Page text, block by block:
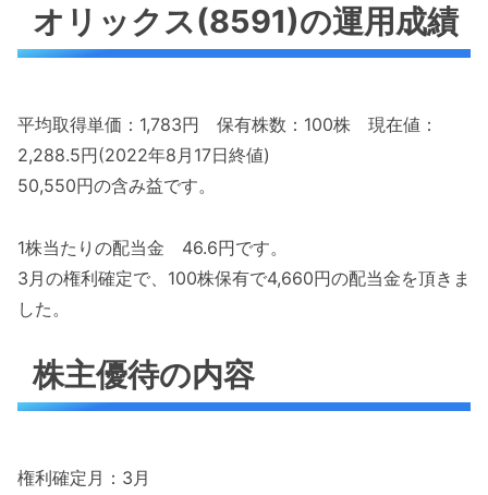
オリックス(8591)の運用成績
平均取得単価：1,783円 保有株数：100株 現在値：
2,288.5円(2022年8月17日終値)
50,550円の含み益です。
1株当たりの配当金 46.6円です。
3月の権利確定で、100株保有で4,660円の配当金を頂きま
した。
株主優待の内容
権利確定月：3月